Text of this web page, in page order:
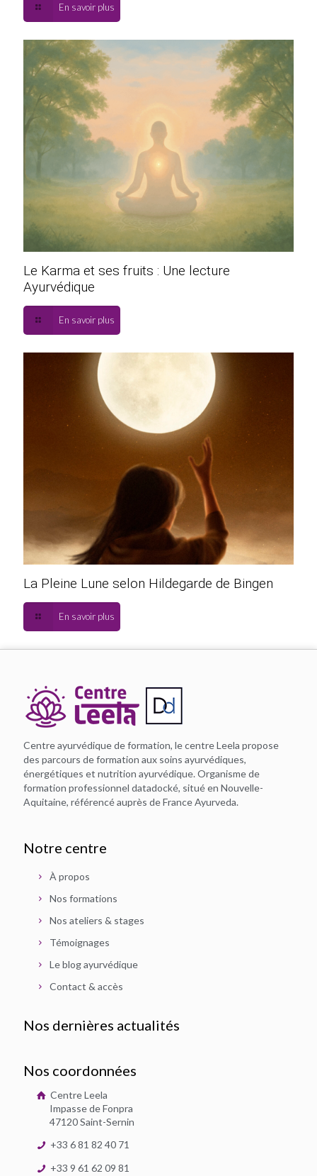
En savoir plus
Le Karma et ses fruits : Une lecture
Ayurvédique
En savoir plus
La Pleine Lune selon Hildegarde de Bingen
En savoir plus
Centre ayurvédique de formation, le centre Leela propose
des parcours de formation aux soins ayurvédiques,
énergétiques et nutrition ayurvédique. Organisme de
formation professionnel datadocké, situé en Nouvelle-
Aquitaine, référencé auprès de France Ayurveda.
Notre centre
À propos
Nos formations
Nos ateliers & stages
Témoignages
Le blog ayurvédique
Contact & accès
Nos dernières actualités
Nos coordonnées
Centre Leela
Impasse de Fonpra
47120 Saint-Sernin
+33 6 81 82 40 71
+33 9 61 62 09 81